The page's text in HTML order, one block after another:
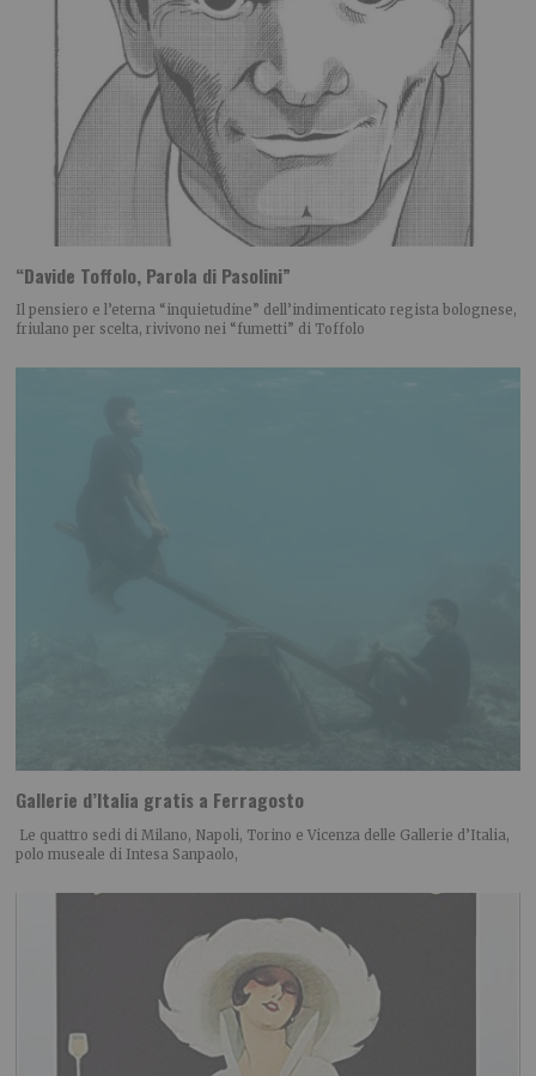
“Davide Toffolo, Parola di Pasolini”
Il pensiero e l’eterna “inquietudine” dell’indimenticato regista bolognese,
friulano per scelta, rivivono nei “fumetti” di Toffolo
Gallerie d’Italia gratis a Ferragosto
Le quattro sedi di Milano, Napoli, Torino e Vicenza delle Gallerie d’Italia,
polo museale di Intesa Sanpaolo,